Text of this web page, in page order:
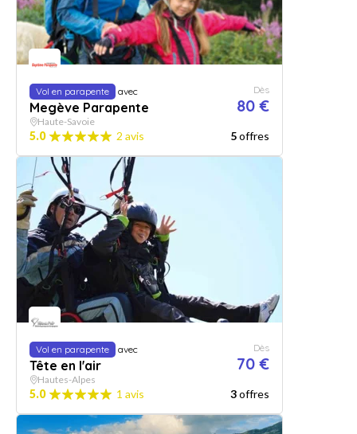
Vol en parapente avec
Megève Parapente
Dès
80 €
Haute-Savoie
5.0 2 avis 5offres
Vol en parapente avec
Tête en l'air
Dès
70 €
Hautes-Alpes
5.0 1 avis 3offres